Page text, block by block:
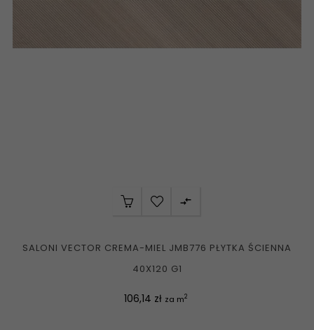

SALONI VECTOR CREMA-MIEL JMB776 PŁYTKA ŚCIENNA
40X120 G1
Cena
106,14 zł za m2